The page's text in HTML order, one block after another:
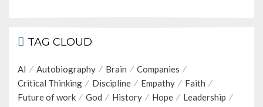
TAG CLOUD
AI Autobiography Brain
Companies
Critical Thinking
Discipline Empathy
Faith
Future of work
God History Hope
Leadership